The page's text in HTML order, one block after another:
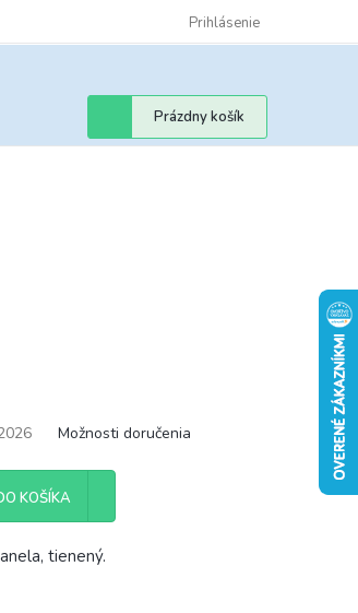
Obchodné podmienky
Prihlásenie
Nákupný
košík
Prázdny košík
Možnosti doručenia
KOŠÍKA
tienený.